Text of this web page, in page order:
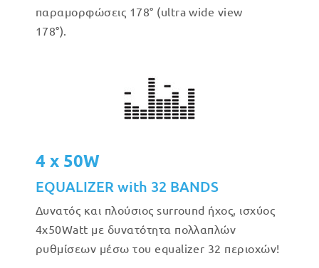
παραμορφώσεις 178° (ultra wide view
178°).
4 x 50W
EQUALIZER with 32 BANDS
Δυνατός και πλούσιος surround ήχος, ισχύος
4x50Watt με δυνατότητα πολλαπλών
ρυθμίσεων μέσω του equalizer 32 περιοχών!